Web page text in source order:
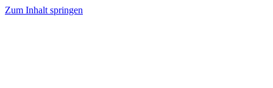
Zum Inhalt springen